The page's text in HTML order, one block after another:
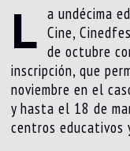
L a undécima
Cine,
de octubre
inscripción, que
noviembre en el
y hasta el 18 de
centros educativos